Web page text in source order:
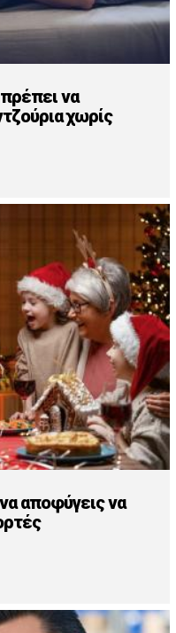
να
χωρίς
αποφύγεις να